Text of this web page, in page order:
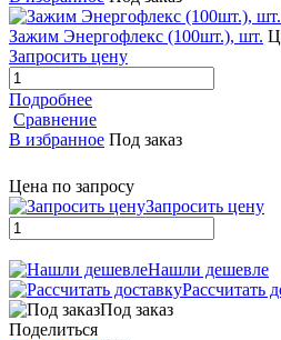
Зажим Энергофлекс (100шт.), шт.
Запросить цену
Подробнее
Сравнение
В избранное Под заказ
Цена по запросу
Запросить цену
Нашли дешевле
Рассчитать
Под заказ
Поделиться